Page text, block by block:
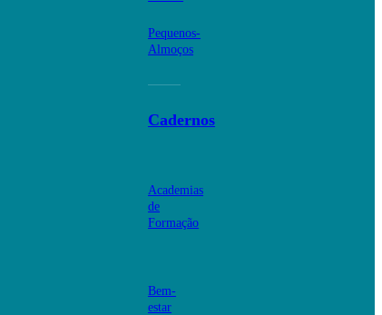
Pequenos-
Almoços
Cadernos
Academias
de
Formação
Bem-
estar